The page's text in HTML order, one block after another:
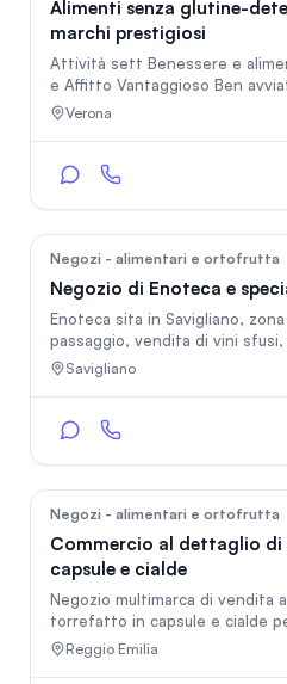
Alimenti senza glutine-
marchi prestigiosi
Attività sett Benessere e alimentari Posizione
e Affitto Vantaggioso Ben
settori ad alta crescita:
parcheggio Subentro in un contratto di affitto
attraverso il potenziamento
l'organizzazione di giornate di
cosmetiche
Verona
Negozi - alimentari e ortofrutta
Negozio di Enoteca e
Enoteca sita in Savigliano,
passaggio, vendita di vini sfusi, etichette locali e non e
specialità alimentari tipiche
possibilità di crescita. Costi di
Savigliano
Negozi - alimentari e ortofrutta
Commercio al dettaglio
capsule e cialde
Negozio multimarca di vendita
torrefatto in capsule e cialde
più diffusi, macinato e grani e
Degustazione in loco delle
Reggio Emilia